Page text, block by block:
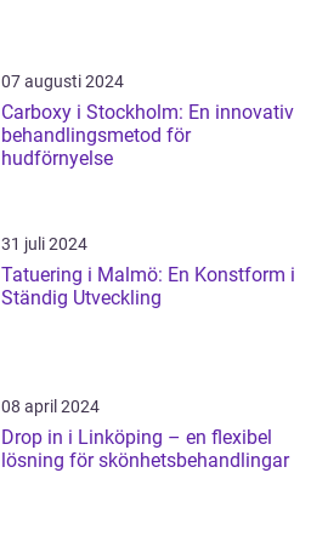
07 augusti 2024
Carboxy i Stockholm: En innovativ
behandlingsmetod för
hudförnyelse
31 juli 2024
Tatuering i Malmö: En Konstform i
Ständig Utveckling
08 april 2024
Drop in i Linköping – en flexibel
lösning för skönhetsbehandlingar